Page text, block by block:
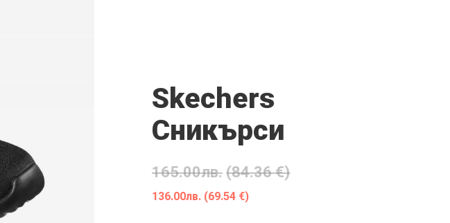
Skechers
Сникърси
165.00лв. (84.36 €)
136.00лв. (69.54 €)